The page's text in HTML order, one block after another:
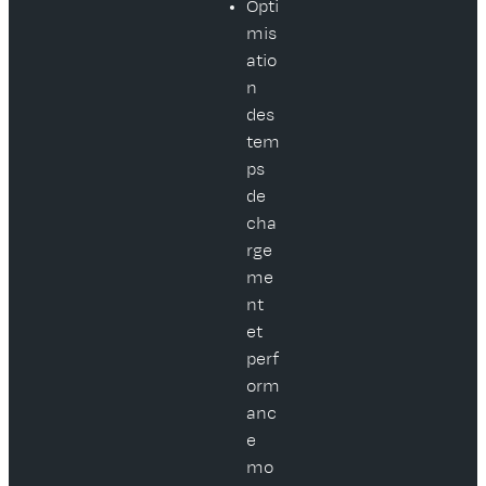
Opti
mis
atio
n
des
tem
ps
de
cha
rge
me
nt
et
perf
orm
anc
e
mo